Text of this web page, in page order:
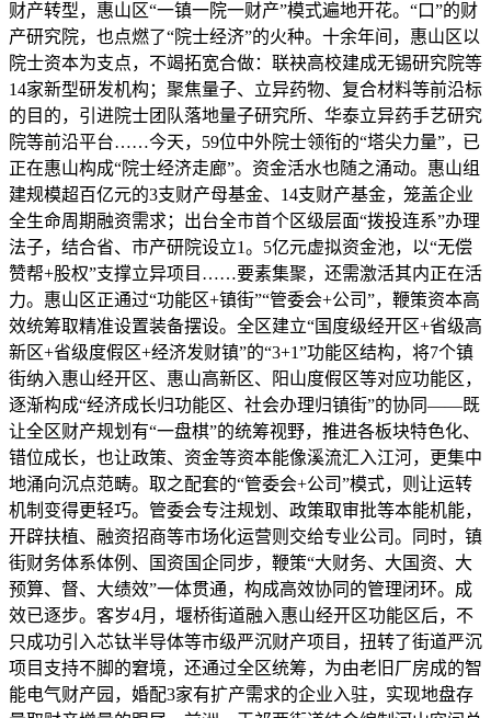
财产转型，惠山区“一镇一院一财产”模式遍地开花。“口”的财
产研究院，也点燃了“院士经济”的火种。十余年间，惠山区以
院士资本为支点，不竭拓宽合做：联袂高校建成无锡研究院等
14家新型研发机构；聚焦量子、立异药物、复合材料等前沿标
的目的，引进院士团队落地量子研究所、华泰立异药手艺研究
院等前沿平台……今天，59位中外院士领衔的“塔尖力量”，已
正在惠山构成“院士经济走廊”。资金活水也随之涌动。惠山组
建规模超百亿元的3支财产母基金、14支财产基金，笼盖企业
全生命周期融资需求；出台全市首个区级层面“拨投连系”办理
法子，结合省、市产研院设立1。5亿元虚拟资金池，以“无偿
赞帮+股权”支撑立异项目……要素集聚，还需激活其内正在活
力。惠山区正通过“功能区+镇街”“管委会+公司”，鞭策资本高
效统筹取精准设置装备摆设。全区建立“国度级经开区+省级高
新区+省级度假区+经济发财镇”的“3+1”功能区结构，将7个镇
街纳入惠山经开区、惠山高新区、阳山度假区等对应功能区，
逐渐构成“经济成长归功能区、社会办理归镇街”的协同——既
让全区财产规划有“一盘棋”的统筹视野，推进各板块特色化、
错位成长，也让政策、资金等资本能像溪流汇入江河，更集中
地涌向沉点范畴。取之配套的“管委会+公司”模式，则让运转
机制变得更轻巧。管委会专注规划、政策取审批等本能机能，
开辟扶植、融资招商等市场化运营则交给专业公司。同时，镇
街财务体系体例、国资国企同步，鞭策“大财务、大国资、大
预算、督、大绩效”一体贯通，构成高效协同的管理闭环。成
效已逐步。客岁4月，堰桥街道融入惠山经开区功能区后，不
只成功引入芯钛半导体等市级严沉财产项目，扭转了街道严沉
项目支持不脚的窘境，还通过全区统筹，为由老旧厂房成的智
能电气财产园，婚配3家有扩产需求的企业入驻，实现地盘存